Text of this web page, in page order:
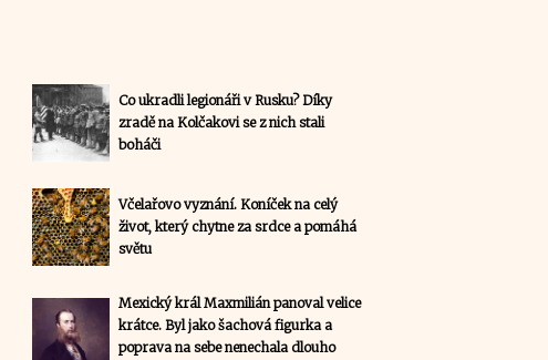
Co ukradli legionáři v Rusku? Díky
zradě na Kolčakovi se z nich stali
boháči
Včelařovo vyznání. Koníček na celý
život, který chytne za srdce a pomáhá
světu
Mexický král Maxmilián panoval velice
krátce. Byl jako šachová figurka a
poprava na sebe nenechala dlouho